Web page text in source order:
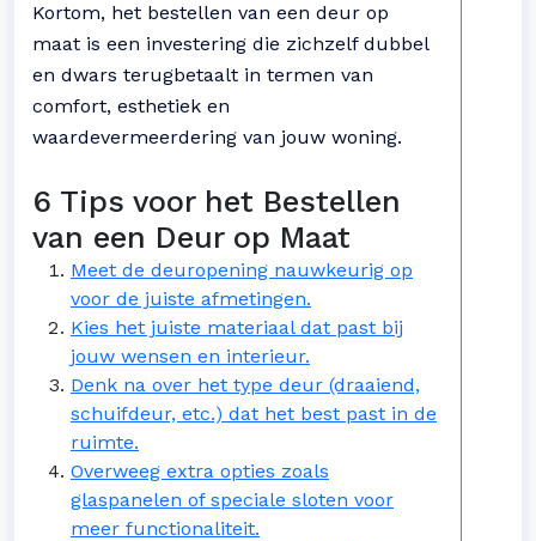
Kortom, het bestellen van een deur op
maat is een investering die zichzelf dubbel
en dwars terugbetaalt in termen van
comfort, esthetiek en
waardevermeerdering van jouw woning.
6 Tips voor het Bestellen
van een Deur op Maat
Meet de deuropening nauwkeurig op
voor de juiste afmetingen.
Kies het juiste materiaal dat past bij
jouw wensen en interieur.
Denk na over het type deur (draaiend,
schuifdeur, etc.) dat het best past in de
ruimte.
Overweeg extra opties zoals
glaspanelen of speciale sloten voor
meer functionaliteit.